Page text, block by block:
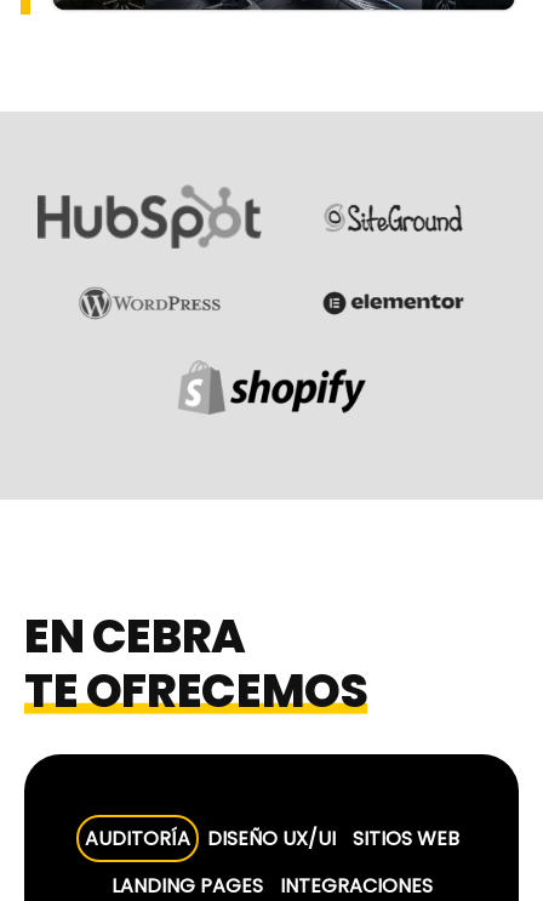
EN CEBRA
TE OFRECEMOS
AUDITORÍA DISEÑO UX/UI
SITIOS WEB
LANDING PAGES
INTEGRACIONES